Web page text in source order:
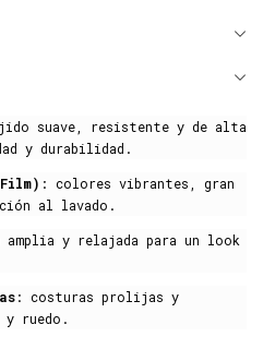
suave, resistente y de alta
y durabilidad.
: colores vibrantes, gran
al lavado.
y relajada para un look
: costuras prolijas y
y ruedo.